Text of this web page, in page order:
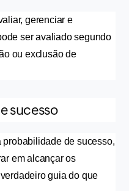
gerenciar e
ser avaliado segundo
ou exclusão de
sucesso
de sucesso,
em alcançar os
guia do que